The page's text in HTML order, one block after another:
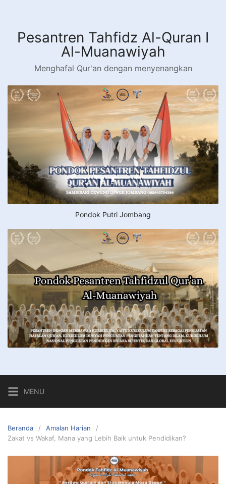
kontenPesantren Tahfidz Al-Quran I
Al-Muanawiyah
Menghafal Qur'an dengan menyenangkan
Pondok Putri Jombang
MENU
Beranda
Amalan Harian
Zakat vs Wakaf, Mana yang Lebih Baik untuk Pendidikan?